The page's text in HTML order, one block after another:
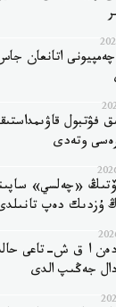
اتانعان جاس
فۋتبول
وتەدى
«چەلسي»
ۇزدىك دەپ
ا ق ش-تاعى